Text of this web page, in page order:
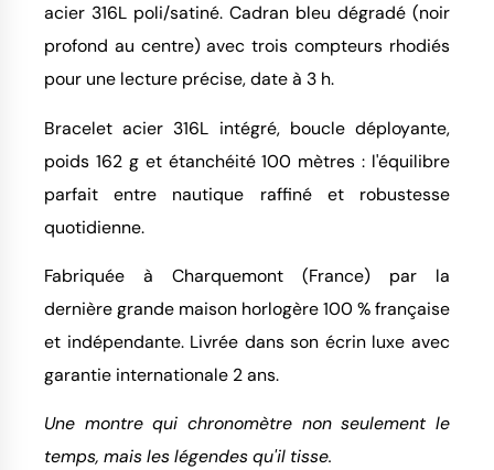
acier 316L poli/satiné. Cadran bleu dégradé (noir
profond au centre) avec trois compteurs rhodiés
pour une lecture précise, date à 3 h.
Bracelet acier 316L intégré, boucle déployante,
poids 162 g et étanchéité 100 mètres : l'équilibre
parfait entre nautique raffiné et robustesse
quotidienne.
Fabriquée à Charquemont (France) par la
dernière grande maison horlogère 100 % française
et indépendante. Livrée dans son écrin luxe avec
garantie internationale 2 ans.
Une montre qui chronomètre non seulement le
temps, mais les légendes qu'il tisse.